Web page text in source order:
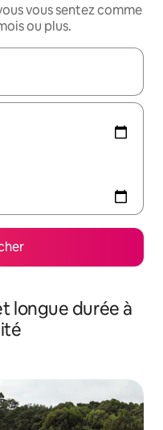
vous sentez comme
ou plus.
les flèches vers le
longue durée à